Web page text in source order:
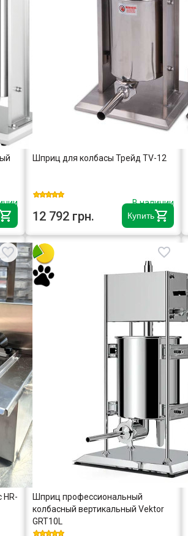
Купить
Шприц для колбасы Трейд TV-12
В наличии
12 792 грн.
HR-
Шприц профессиональный
колбасный вертикальный Vektor
GRT10L